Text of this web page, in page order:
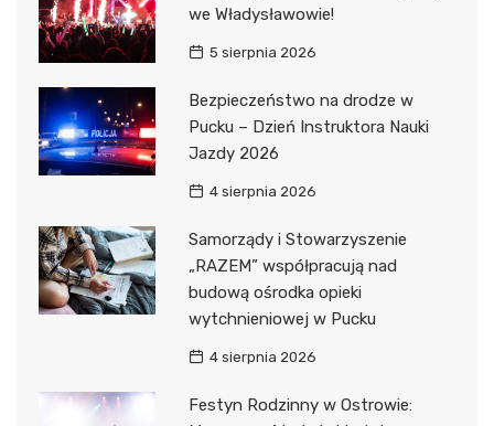
we Władysławowie!
5 sierpnia 2026
Bezpieczeństwo na drodze w
Pucku – Dzień Instruktora Nauki
Jazdy 2026
4 sierpnia 2026
Samorządy i Stowarzyszenie
„RAZEM” współpracują nad
budową ośrodka opieki
wytchnieniowej w Pucku
4 sierpnia 2026
Festyn Rodzinny w Ostrowie: